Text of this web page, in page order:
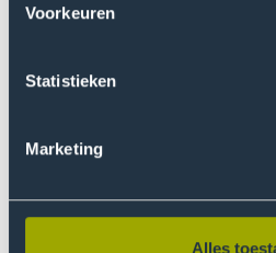
Voorkeuren
Statistieken
Marketing
Alles
Telefoonnummer
Ik geef toestemming om
worden vertrouwelijk behandeld
nodig. Ik kan mijn toestemming